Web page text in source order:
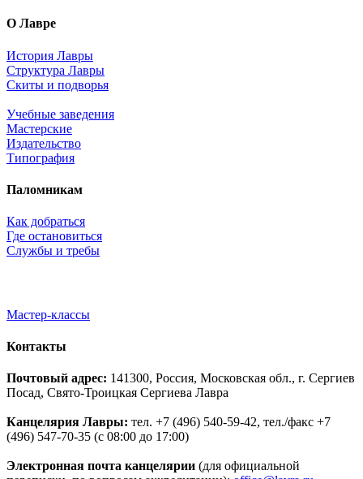
О Лавре
История Лавры
Структура Лавры
Скиты и подворья
Учебные заведения
Мастерские
Издательство
Типография
Паломникам
Как добраться
Где остановиться
Службы и требы
Мастер-классы
Контакты
Почтовый адрес: 141300, Россия, Московская обл., г. Сергиев
Посад, Свято-Троицкая Сергиева Лавра
Канцелярия Лавры: тел. +7 (496) 540-59-42, тел./факс +7
(496) 547-70-35 (с 08:00 до 17:00)
Электронная почта канцелярии (для официальной